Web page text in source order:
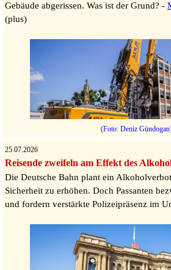
Gebäude abgerissen. Was ist der Grund? -
(plus)
(Foto: Deniz
25.07.2026
Reisende zweifeln am Effekt des
Die Deutsche Bahn plant ein
Sicherheit zu erhöhen. Doch Passanten
und fordern verstärkte Polizeipräsenz im